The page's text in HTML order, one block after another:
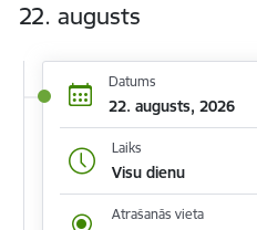
22. augusts
Datums
22. augusts, 2026
Laiks
Visu dienu
Atrašanās vieta